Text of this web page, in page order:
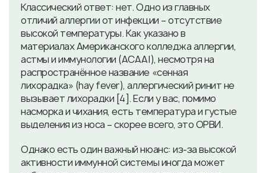
Классический ответ: нет. Одно из главных
отличий аллергии от инфекции – отсутствие
высокой температуры. Как указано в
материалах Американского колледжа аллергии,
астмы и иммунологии (ACAAI), несмотря на
распространённое название «сенная
лихорадка» (hay fever), аллергический ринит не
вызывает лихорадки [4]. Если у вас, помимо
насморка и чихания, есть температура и густые
выделения из носа – скорее всего, это ОРВИ.
Однако есть один важный нюанс: из-за высокой
активности иммунной системы иногда может